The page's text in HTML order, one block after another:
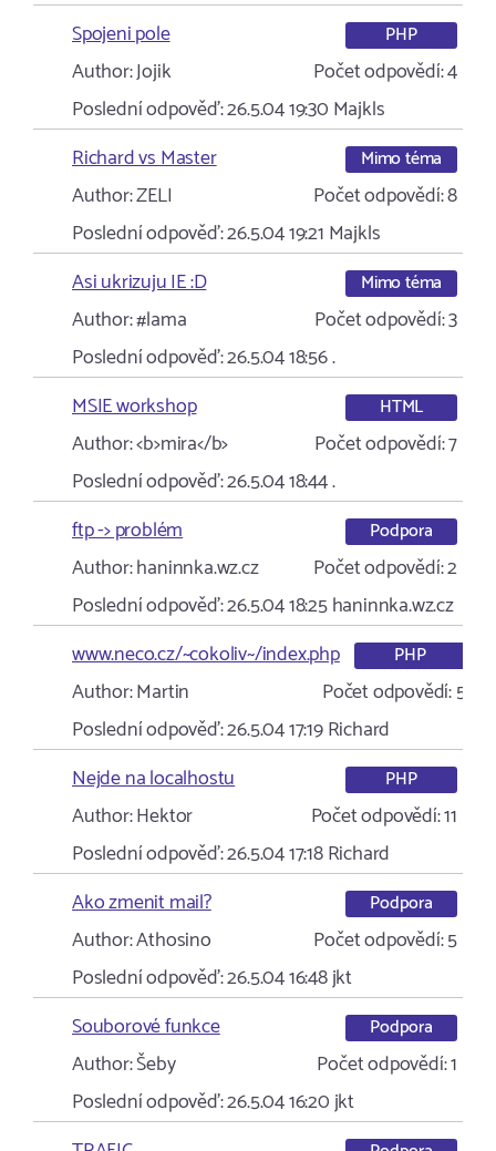
Spojeni pole
PHP
Author:Jojik Počet odpovědí:4
Poslední odpověď:26.5.04 19:30 Majkls
Richard vs Master
Mimo téma
Author:ZELI Počet odpovědí:8
Poslední odpověď:26.5.04 19:21 Majkls
Asi ukrizuju IE :D
Mimo téma
Author:#lama Počet odpovědí:3
Poslední odpověď:26.5.04 18:56.
MSIE workshop
HTML
Author:<b>mira</b> Počet odpovědí:7
Poslední odpověď:26.5.04 18:44.
ftp -> problém
Podpora
Author:haninnka.wz.cz Počet odpovědí:2
Poslední odpověď:26.5.04 18:25haninnka.wz.cz
www.neco.cz/~cokoliv~/index.php
PHP
Author:Martin Počet odpovědí:5
Poslední odpověď:26.5.04 17:19Richard
Nejde na localhostu
PHP
Author:Hektor Počet odpovědí:11
Poslední odpověď:26.5.04 17:18Richard
Ako zmenit mail?
Podpora
Author:Athosino Počet odpovědí:5
Poslední odpověď:26.5.04 16:48jkt
Souborové funkce
Podpora
Author:Šeby Počet odpovědí:1
Poslední odpověď:26.5.04 16:20jkt